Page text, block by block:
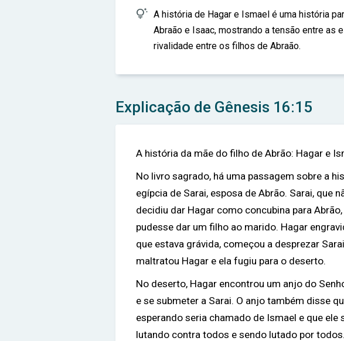
 A história de Hagar e Ismael é uma história
Abraão e Isaac, mostrando a tensão entre as
rivalidade entre os filhos de Abraão.
Explicação de Gênesis 16:15
A história da mãe do filho de Abrão: Hagar e
No livro sagrado, há uma passagem sobre a
egípcia de Sarai, esposa de Abrão. Sarai, que
decidiu dar Hagar como concubina para
pudesse dar um filho ao marido. Hagar
que estava grávida, começou a desprezar
maltratou Hagar e ela fugiu para o deserto.
No deserto, Hagar encontrou um anjo do
e se submeter a Sarai. O anjo também disse
esperando seria chamado de Ismael e que ele
lutando contra todos e sendo lutado por